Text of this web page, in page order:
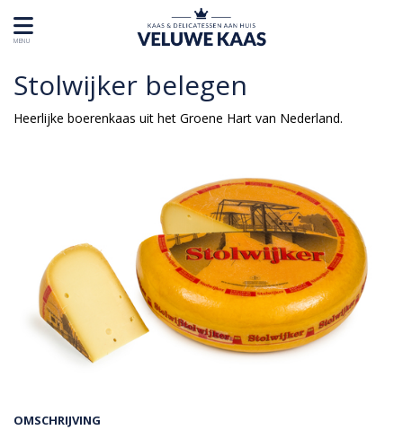
MENU
OMSCHRIJVING
Stolwijker belegen
Heerlijke boerenkaas uit het Groene Hart van Nederland.